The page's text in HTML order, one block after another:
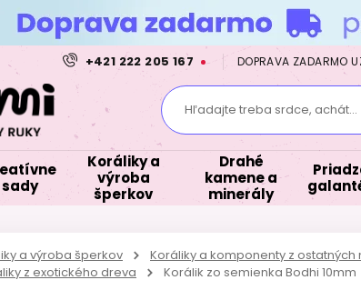
+421 222 205 167 DOPRAVA ZADARMO
Hľadajte treba srdce, achát...
sady
Koráliky a
výroba
šperkov
Drahé
kamene a
minerály
a výroba šperkov Koráliky a komponenty z
z exotického dreva
Korálik zo semienka Bodhi 10mm